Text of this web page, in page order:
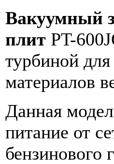
Вакуумный
плит PT-
турбиной
материалов
Данная
питание от
бензинового